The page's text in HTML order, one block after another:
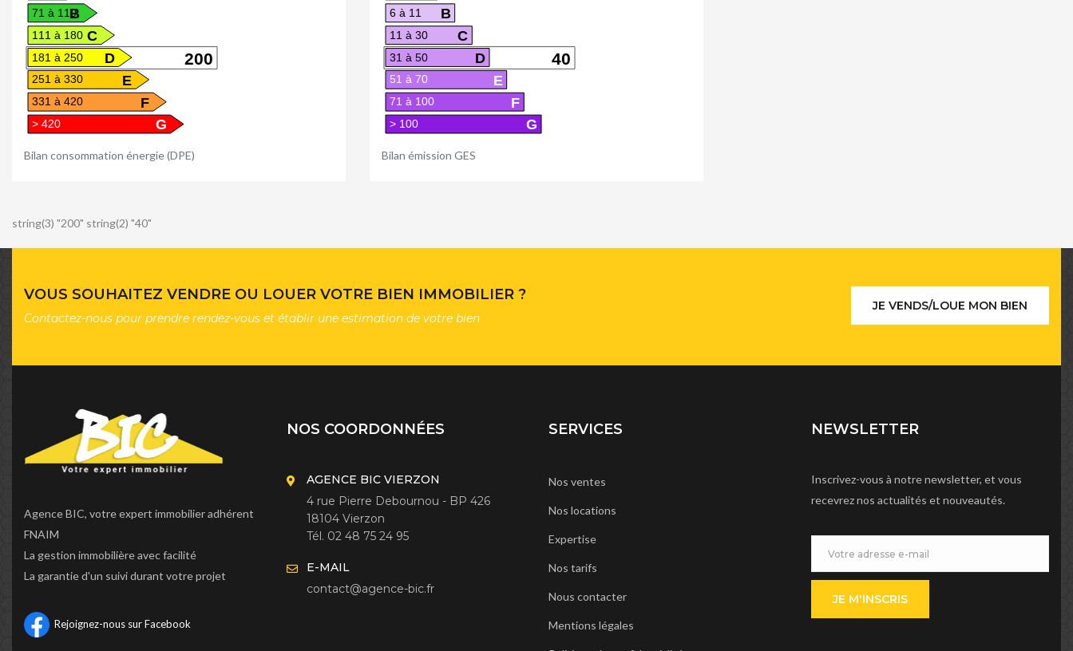
B
71 à 110
C
111 à 180
200
D
181 à 250
E
251 à 330
F
331 à 420
G
> 420
Bilan consommation énergie (DPE)
B
6 à 11
C
11 à 30
40
D
31 à 50
E
51 à 70
F
71 à 100
G
> 100
Bilan émission GES
string(3) "200" string(2) "40"
VOUS SOUHAITEZ VENDRE OU LOUER VOTRE BIEN IMMOBILIER ?
Contactez-nous pour prendre rendez-vous et établir une estimation de votre bien
JE VENDS/LOUE MON BIEN
Agence BIC, votre expert immobilier adhérent
FNAIM
La gestion immobilière avec facilité
La garantie d'un suivi durant votre projet
Rejoignez-nous sur Facebook
NOS COORDONNÉES
AGENCE BIC VIERZON
4 rue Pierre Debournou - BP 426
18104 Vierzon
Tél. 02 48 75 24 95
E-MAIL
contact@agence-bic.fr
SERVICES
Nos ventes
Nos locations
Expertise
Nos tarifs
Nous contacter
Mentions légales
NEWSLETTER
Inscrivez-vous à notre newsletter, et vous
recevrez nos actualités et nouveautés.
JE M'INSCRIS